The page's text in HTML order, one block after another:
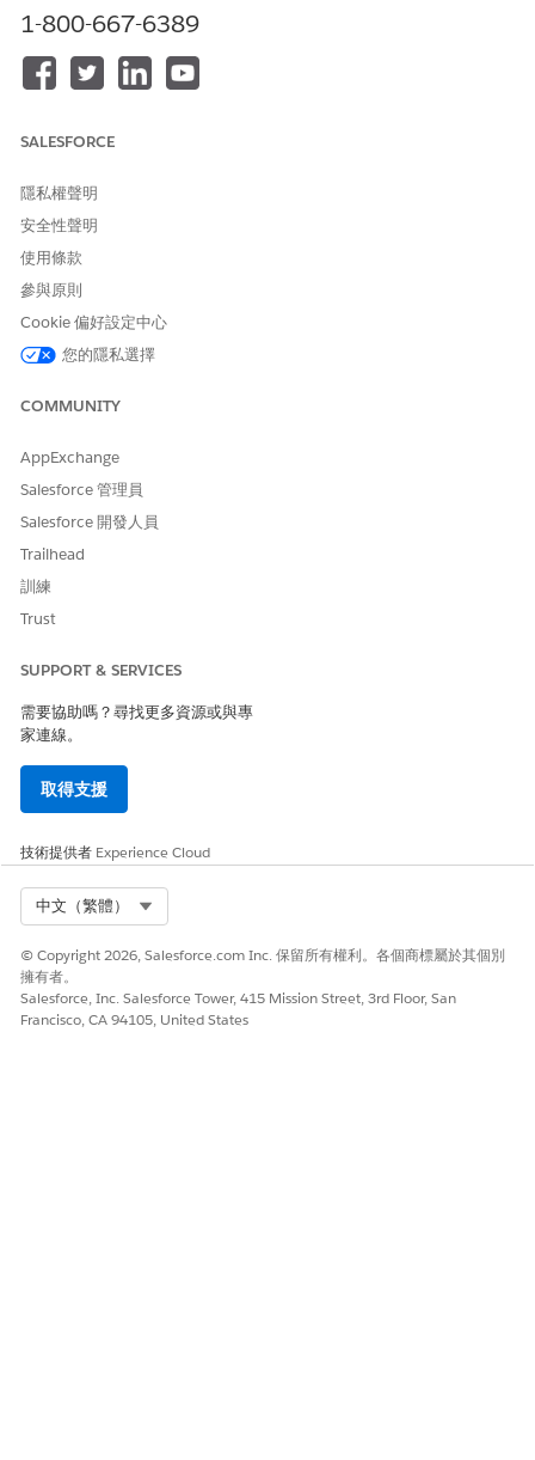
1-800-667-6389
SALESFORCE
隱私權聲明
安全性聲明
使用條款
參與原則
Cookie 偏好設定中心
您的隱私選擇
COMMUNITY
AppExchange
Salesforce 管理員
Salesforce 開發人員
Trailhead
訓練
Trust
SUPPORT & SERVICES
需要協助嗎？尋找更多資源或與專
家連線。
取得支援
技術提供者 Experience Cloud
中文（繁體）
© Copyright 2026, Salesforce.com Inc. 保留所有權利。各個商標屬於其個別
擁有者。
Salesforce, Inc. Salesforce Tower, 415 Mission Street, 3rd Floor, San
Francisco, CA 94105, United States